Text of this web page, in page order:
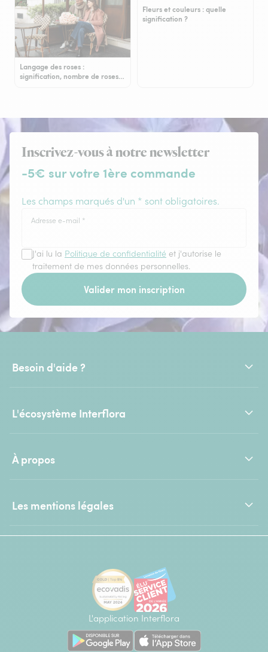
Langage des roses :
signification, nombre de roses…
Fleurs et couleurs : quelle
signification ?
Inscrivez-vous à notre newsletter
-5€ sur votre 1ère commande
Les champs marqués d'un * sont obligatoires.
Adresse e-mail *
J'ai lu la Politique de confidentialité et j'autorise le
traitement de mes données personnelles.
Valider mon inscription
Besoin d'aide ?
L'écosystème Interflora
À propos
Les mentions légales
L'application Interflora